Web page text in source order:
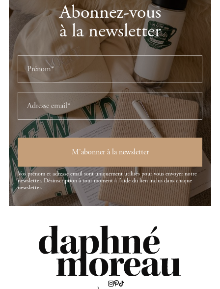
Abonnez-vous
à la newsletter
M'abonner à la newsletter
Vos prénom et adresse email sont uniquement utilisés pour vous envoyer notre
newsletter. Désinscription à tout moment à l'aide du lien inclus dans chaque
newsletter.